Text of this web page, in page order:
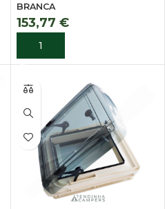
BRANCA
153,77 €
ADICIONAR